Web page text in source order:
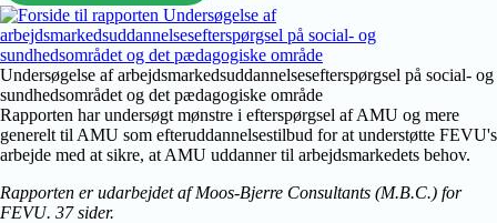
Undersøgelse af arbejdsmarkedsuddannelsesefterspørgsel på social- og
sundhedsområdet og det pædagogiske område
Rapporten har undersøgt mønstre i efterspørgsel af AMU og mere
generelt til AMU som efteruddannelsestilbud for at understøtte FEVU's
arbejde med at sikre, at AMU uddanner til arbejdsmarkedets behov.
Rapporten er udarbejdet af Moos-Bjerre Consultants (M.B.C.) for
FEVU. 37 sider.